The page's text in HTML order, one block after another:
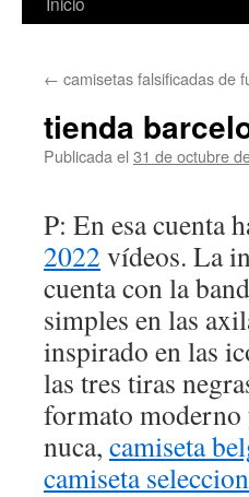
contenido
← camisetas falsificadas de
tienda
Publicada el 31 de octubre
P: En esa cuenta
2022 vídeos. La
cuenta con la
simples en las
inspirado en las
las tres tiras
formato moderno
nuca, camiseta
camiseta